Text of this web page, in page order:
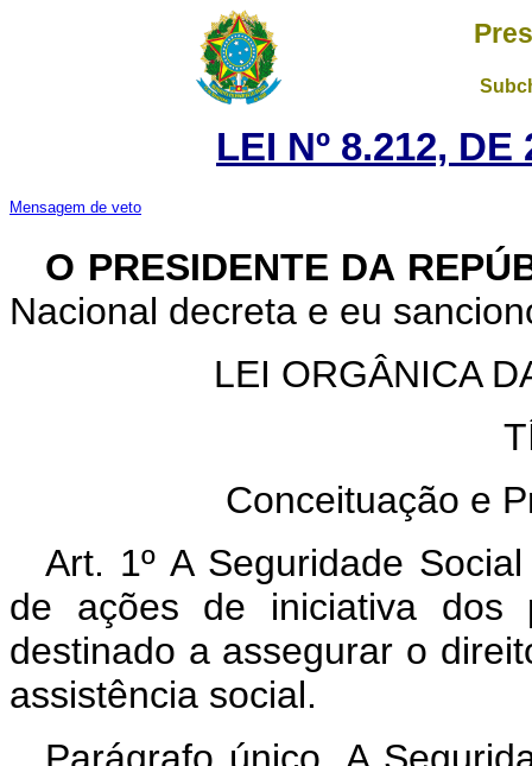
LEI Nº 8.212,
Mensagem de veto
O PRESIDENTE DA
Nacional decreta e eu
LEI ORGÂNICA
Conceituação e
Art. 1º A Seguridade
de ações de iniciativa dos
destinado a assegurar o
assistência social.